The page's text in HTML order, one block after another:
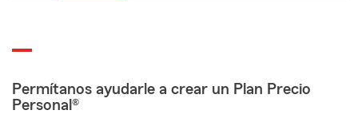
Permítanos ayudarle a crear un Plan Precio
Personal®